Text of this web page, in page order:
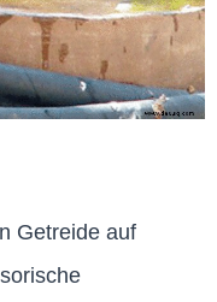
Getreide auf